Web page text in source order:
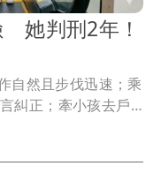
她判刑2年！
自然且步伐迅速；乘
糾正；牽小孩去戶